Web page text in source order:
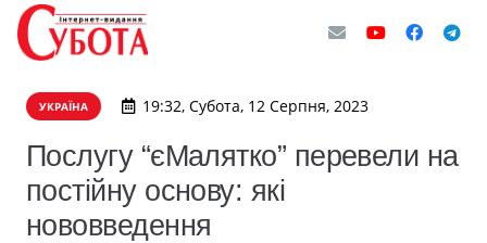
УКРАЇНА 19:32, Субота, 12 Серпня, 2023
Послугу “єМалятко” перевели на
постійну основу: які
нововведення